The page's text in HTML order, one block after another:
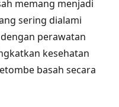
memang menjadi
sering dialami
perawatan
kesehatan
basah secara